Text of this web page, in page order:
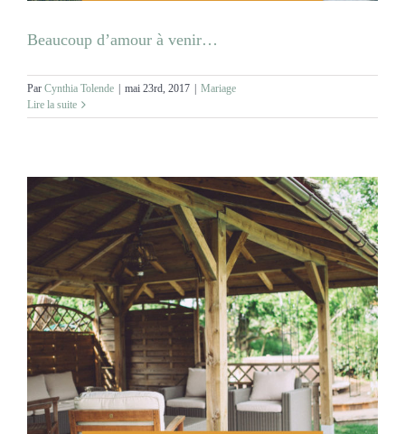
Beaucoup d’amour à venir…
Par Cynthia Tolende | mai 23rd, 2017 | Mariage
Lire la suite